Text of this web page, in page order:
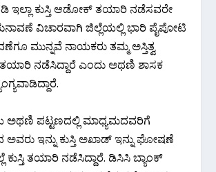
ಇಲ್ಲಾ ಕುಸ್ತಿ ಆಡೋಕ್ ತಯಾರಿ ನಡೆಸವರೇ
ವಿಚಾರವಾಗಿ ಜಿಲ್ಲೆಯಲ್ಲಿ ಭಾರಿ ಪೈಪೋಟಿ
ಮುನ್ನವೆ ನಾಯಕರು ತಮ್ಮ ಅಸ್ತಿತ್ವ
ತಯಾರಿ ನಡೆಸಿದ್ದಾರೆ ಎಂದು ಅಥಣಿ ಶಾಸಕ
ಅಥಣಿ ಪಟ್ಟಣದಲ್ಲಿ ಮಾಧ್ಯಮದವರಿಗೆ
ಅವರು ಇನ್ನು ಕುಸ್ತಿ ಅಖಾಡ್ ಇನ್ನು ಘೋಷಣೆ
ಕುಸ್ತಿ ತಯಾರಿ ನಡೆಸಿದ್ದಾರೆ. ಡಿಸಿಸಿ ಬ್ಯಾಂಕ್